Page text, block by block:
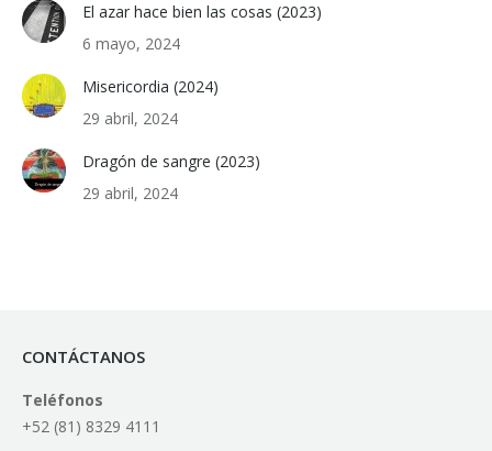
El azar hace bien las cosas (2023)
6 mayo, 2024
Misericordia (2024)
29 abril, 2024
Dragón de sangre (2023)
29 abril, 2024
CONTÁCTANOS
Teléfonos
+52 (81) 8329 4111